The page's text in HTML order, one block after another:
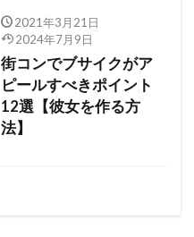
2021年3月21日
2024年7月9日
街コンでブサイクがア
ピールすべきポイント
12選【彼女を作る方
法】